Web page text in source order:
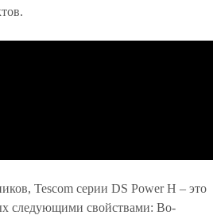
Tescom серии DS Power H – это
следующими свойствами: Во-